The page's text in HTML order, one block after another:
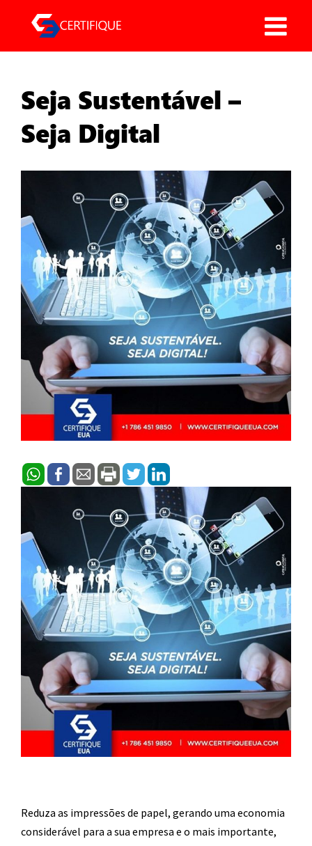
Seja Sustentável –
Seja Digital
Reduza as impressões de papel, gerando uma economia
considerável para a sua empresa e o mais importante,